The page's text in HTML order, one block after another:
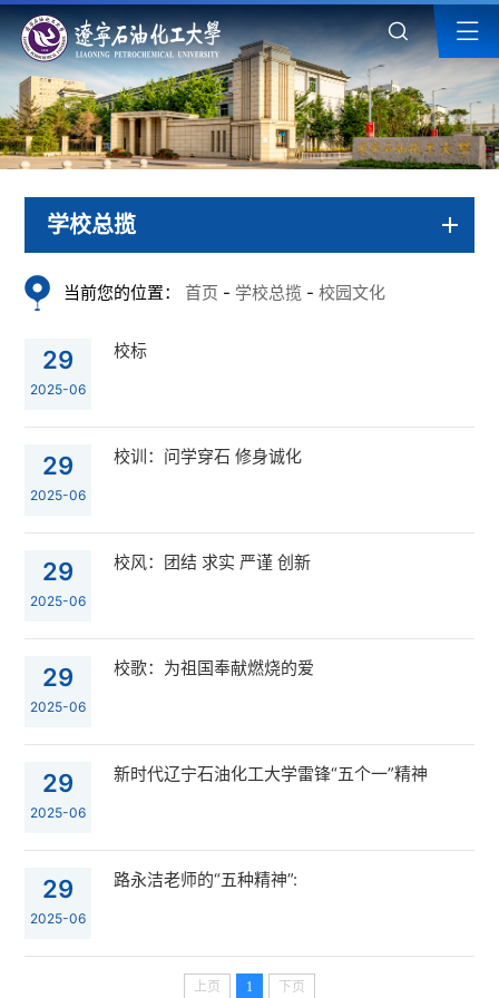
学校总揽
当前您的位置：首页 - 学校总揽 -校园文化
29
2025-06
校标
29
2025-06
校训：问学穿石 修身诚化
29
2025-06
校风：团结 求实 严谨 创新
29
2025-06
校歌：为祖国奉献燃烧的爱
29
2025-06
新时代辽宁石油化工大学雷锋“五个一”精神
29
2025-06
路永洁老师的“五种精神”:
上页 1 下页